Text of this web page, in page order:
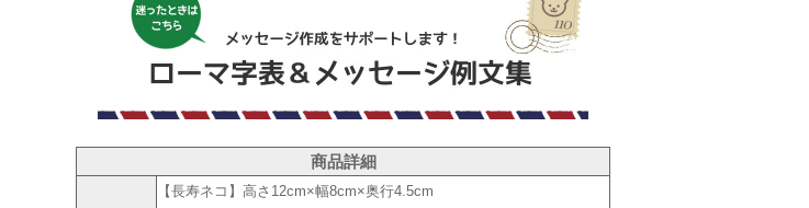
商品詳細
【長寿ネコ】高さ12cm×幅8cm×奥行4.5cm